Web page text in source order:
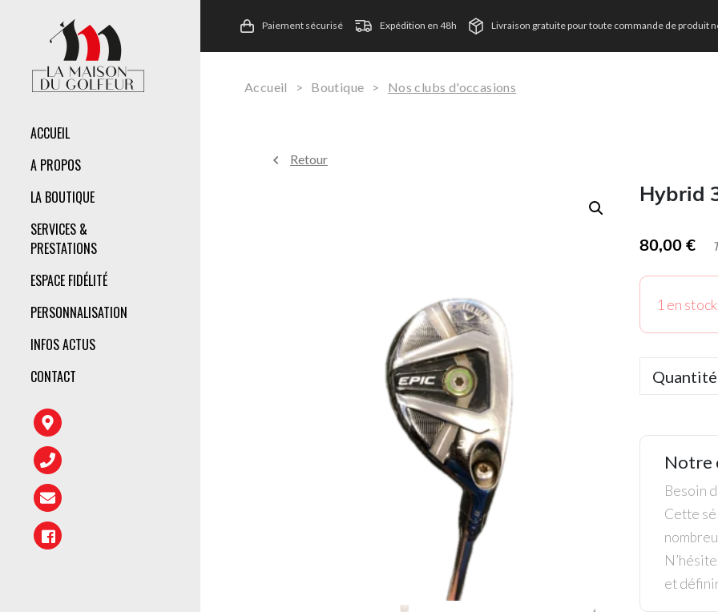
ACCUEIL
A PROPOS
LA BOUTIQUE
SERVICES &
PRESTATIONS
ESPACE FIDÉLITÉ
PERSONNALISATION
INFOS ACTUS
CONTACT
Paiement sécurisé Expédition en 48h Livraison gratuite pour toute commande de produit
Accueil > Boutique > Nos clubs d'occasions
Retour
Hybrid
80,00€
1 en stock
Quantité
Notre
Besoin
Cette
et